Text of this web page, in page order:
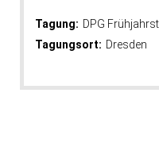
Tagung: DPG
Tagungsort: Dresden